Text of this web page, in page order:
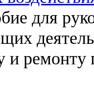
для
и